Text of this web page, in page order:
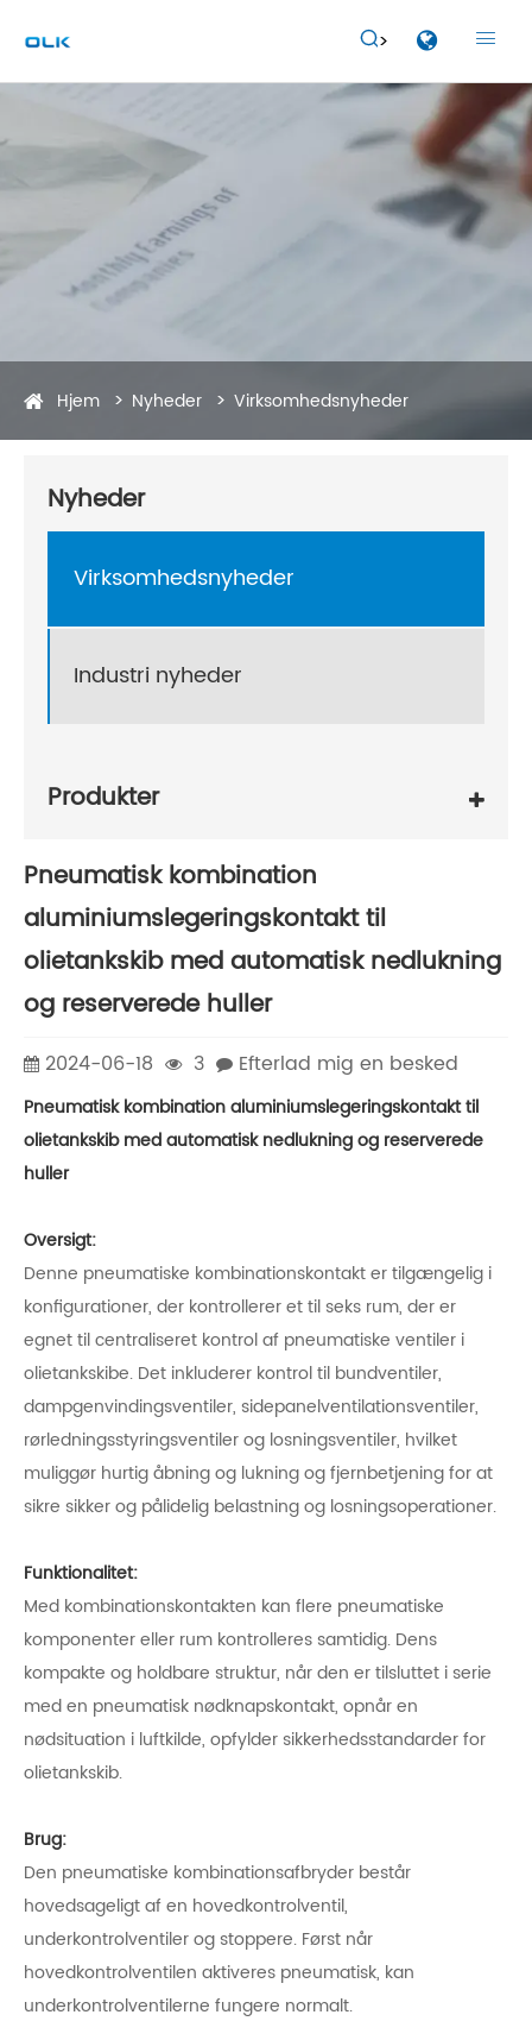
 
Hjem Nyheder Virksomhedsnyheder
Nyheder
Virksomhedsnyheder
Industri nyheder
Produkter
Pneumatisk kombination
aluminiumslegeringskontakt til
olietankskib med automatisk nedlukning
og reserverede huller
2024-06-18 3 Efterlad mig en besked
Pneumatisk kombination aluminiumslegeringskontakt til
olietankskib med automatisk nedlukning og reserverede
huller
Oversigt:
Denne pneumatiske kombinationskontakt er tilgængelig i
konfigurationer, der kontrollerer et til seks rum, der er
egnet til centraliseret kontrol af pneumatiske ventiler i
olietankskibe. Det inkluderer kontrol til bundventiler,
dampgenvindingsventiler, sidepanelventilationsventiler,
rørledningsstyringsventiler og losningsventiler, hvilket
muliggør hurtig åbning og lukning og fjernbetjening for at
sikre sikker og pålidelig belastning og losningsoperationer.
Funktionalitet:
Med kombinationskontakten kan flere pneumatiske
komponenter eller rum kontrolleres samtidig. Dens
kompakte og holdbare struktur, når den er tilsluttet i serie
med en pneumatisk nødknapskontakt, opnår en
nødsituation i luftkilde, opfylder sikkerhedsstandarder for
olietankskib.
Brug:
Den pneumatiske kombinationsafbryder består
hovedsageligt af en hovedkontrolventil,
underkontrolventiler og stoppere. Først når
hovedkontrolventilen aktiveres pneumatisk, kan
underkontrolventilerne fungere normalt.